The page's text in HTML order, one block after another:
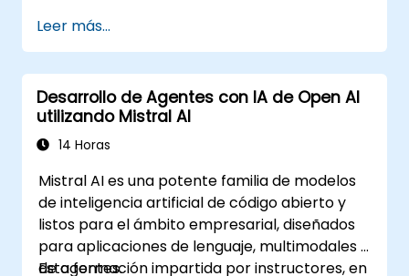
Leer más...
Desarrollo de Agentes con IA de Open AI
utilizando Mistral AI
14 Horas
Mistral AI es una potente familia de modelos
de inteligencia artificial de código abierto y
listos para el ámbito empresarial, diseñados
para aplicaciones de lenguaje, multimodales y
de agentes.
Esta formación impartida por instructores, en